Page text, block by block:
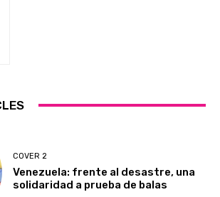
COVER 2
Venezuela: frente al desastre, una
solidaridad a prueba de balas